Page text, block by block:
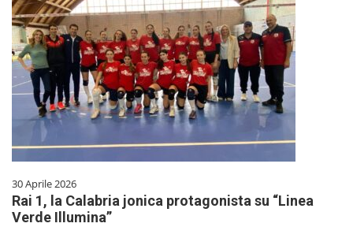
30 Aprile 2026
Rai 1, la Calabria jonica protagonista su “Linea
Verde Illumina”